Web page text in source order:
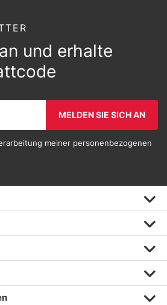
und erhalte
MELDEN SIE SICH AN
meiner personenbezogenen